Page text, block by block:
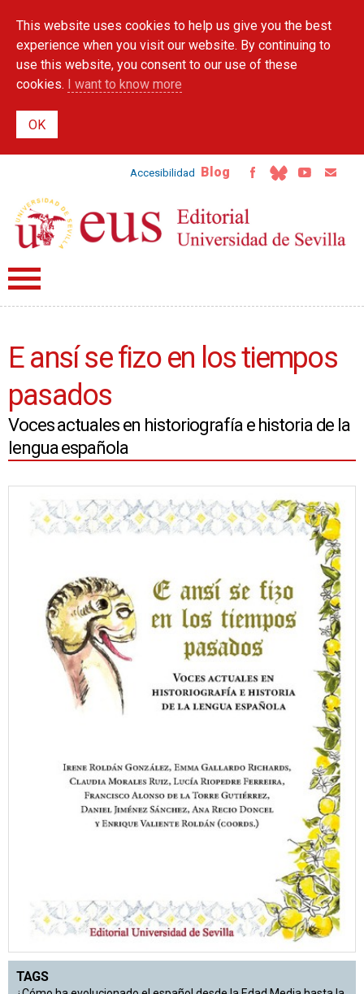
main
content
This website uses cookies to help us give you the best
experience when you visit our website. By continuing to
use this website, you consent to our use of these
cookies. I want to know more
Accesibilidad Blog
E ansí se fizo en los tiempos
pasados
Voces actuales en historiografía e historia de la
lengua española
TAGS